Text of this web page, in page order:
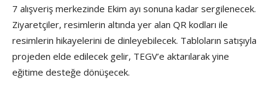
7 alışveriş merkezinde Ekim ayı sonuna kadar sergilenecek.
Ziyaretçiler, resimlerin altında yer alan QR kodları ile
resimlerin hikayelerini de dinleyebilecek. Tabloların satışıyla
projeden elde edilecek gelir, TEGV’e aktarılarak yine
eğitime desteğe dönüşecek.